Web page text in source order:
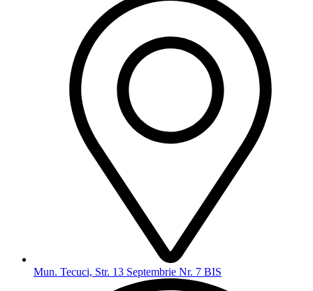
Mun. Tecuci, Str. 13 Septembrie Nr. 7 BIS